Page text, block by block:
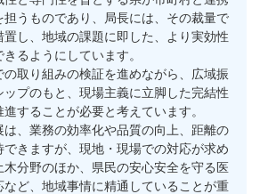
担うものであり、局長には、その裁量で
し、地域の課題に即した、より実効性
るようにしています。
取り組みの検証を進めながら、広域振
プのもと、現場主義に立脚した完結性
することが必要と考えています。
、業務の効率化や品質の向上、距離の
きますが、現地・現場での対応が求め
木分野のほか、県民の安心安全を守る医
ど、地域事情に精通していることが重